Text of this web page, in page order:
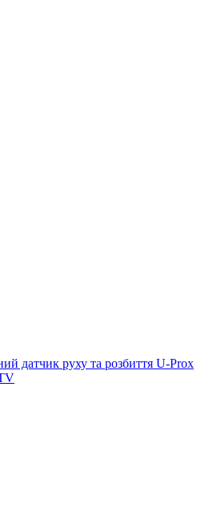
датчик руху та розбиття U-Prox